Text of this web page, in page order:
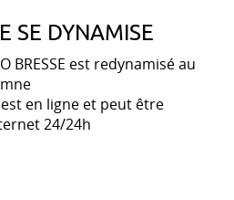
SE DYNAMISE
BRESSE est redynamisé au
est en ligne et peut être
24/24h